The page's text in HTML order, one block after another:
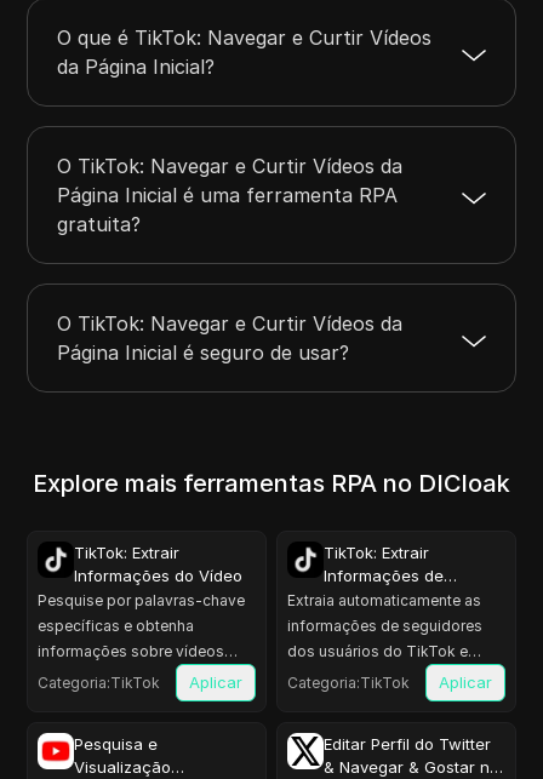
O que é TikTok: Navegar e Curtir Vídeos
da Página Inicial?
O TikTok: Navegar e Curtir Vídeos da
Página Inicial é uma ferramenta RPA
gratuita?
O TikTok: Navegar e Curtir Vídeos da
Página Inicial é seguro de usar?
Explore mais ferramentas RPA no DICloak
TikTok: Extrair
Informações do Vídeo
Pesquise por palavras-chave
específicas e obtenha
informações sobre vídeos
relacionados.
Categoria:TikTok Aplicar
TikTok: Extrair
Informações de
Seguidores
Extraia automaticamente as
informações de seguidores
dos usuários do TikTok e
exporte-as como um arquivo.
Categoria:TikTok Aplicar
Pesquisa e
Visualização
Editar Perfil do Twitter
& Navegar & Gostar na